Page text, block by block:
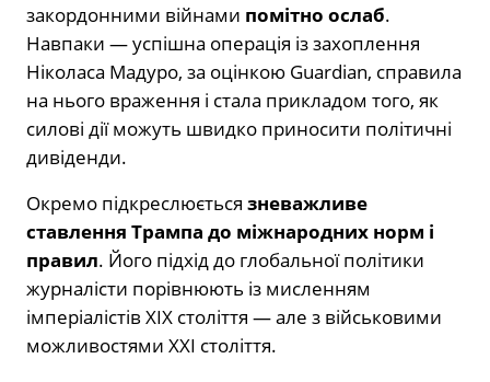
закордонними війнами помітно ослаб.
Навпаки — успішна операція із захоплення
Ніколаса Мадуро, за оцінкою Guardian, справила
на нього враження і стала прикладом того, як
силові дії можуть швидко приносити політичні
дивіденди.
Окремо підкреслюється зневажливе
ставлення Трампа до міжнародних норм і
правил. Його підхід до глобальної політики
журналісти порівнюють із мисленням
імперіалістів XIX століття — але з військовими
можливостями XXI століття.